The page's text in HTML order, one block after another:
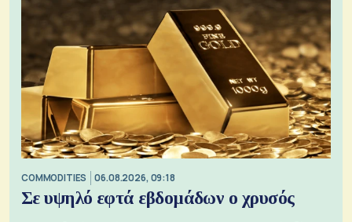
COMMODITIES 06.08.2026, 09:18
Σε υψηλό εφτά εβδομάδων ο χρυσός